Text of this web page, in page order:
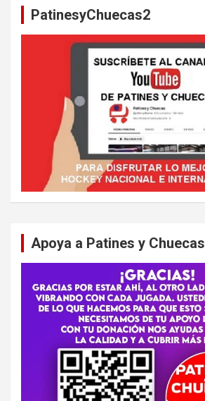
PatinesyChuecas2
Apoya a Patines y Chuecas